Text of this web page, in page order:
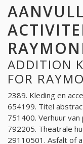
ADDITION
FOR
2389. Kleding en
654199. Titel
751400. Verhuur
792205. Theatrale
29110501. Asfalt of